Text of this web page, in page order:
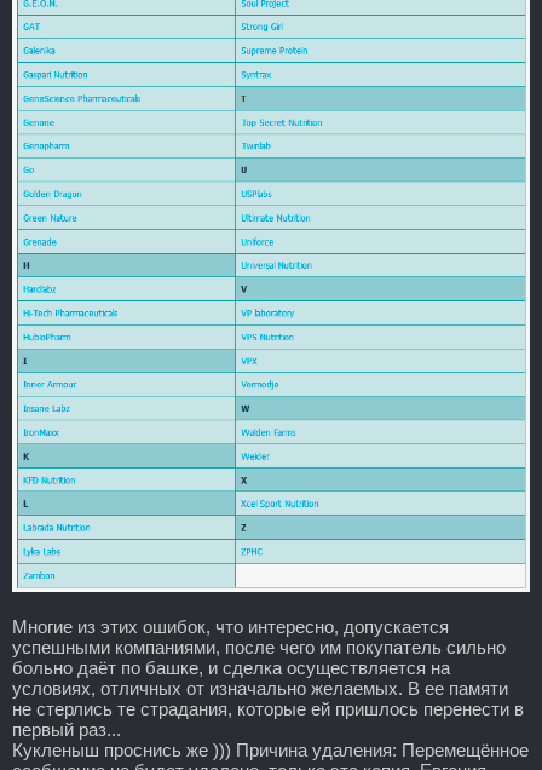
Многие из этих ошибок, что интересно, допускается
успешными компаниями, после чего им покупатель сильно
больно даёт по башке, и сделка осуществляется на
условиях, отличных от изначально желаемых. В ее памяти
не стерлись те страдания, которые ей пришлось перенести в
первый раз...
Кукленыш проснись же ))) Причина удаления: Перемещённое